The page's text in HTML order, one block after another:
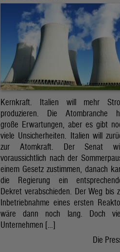
Kernkraft. Italien will mehr
produzieren. Die Atombranche
große Erwartungen, aber es gibt
viele Unsicherheiten. Italien will
zur Atomkraft. Der Senat
voraussichtlich nach der
einem Gesetz zustimmen, danach
die Regierung ein
Dekret verabschieden. Der Weg bis
Inbetriebnahme eines ersten
wäre dann noch lang. Doch
Unternehmen […]
Die